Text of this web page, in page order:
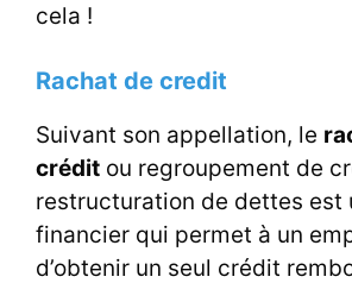
cela !
Rachat de credit
Suivant son appellation, le
crédit ou regroupement de
restructuration de dettes est
financier qui permet à un
d’obtenir un seul crédit